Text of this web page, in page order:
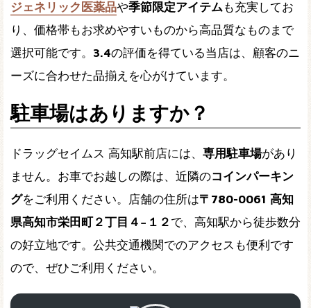
ジェネリック医薬品や季節限定アイテムも充実してお
り、価格帯もお求めやすいものから高品質なものまで
選択可能です。 3.4の評価を得ている当店は、顧客のニ
ーズに合わせた品揃えを心がけています。
駐車場はありますか？
ドラッグセイムス 高知駅前店には、 専用駐車場があり
ません。お車でお越しの際は、近隣のコインパーキン
グをご利用ください。店舗の住所は〒780-0061 高知
県高知市栄田町２丁目４−１２ で、高知駅から徒歩数分
の好立地です。公共交通機関でのアクセスも便利です
ので、ぜひご利用ください。